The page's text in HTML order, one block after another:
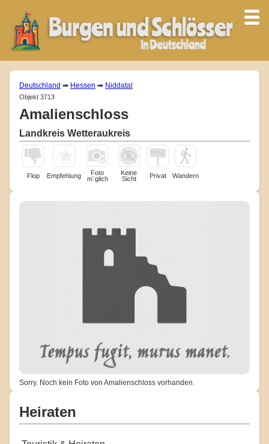
Deutschland ➡ Hessen ➡ Niddatal
Objekt 3713
Amalienschloss
Landkreis Wetteraukreis
Flop Empfehlung
Foto
m¨glich
Keine
Sicht
Privat Wandern
Sorry. Noch kein Foto von Amalienschloss vorhanden.
Heiraten